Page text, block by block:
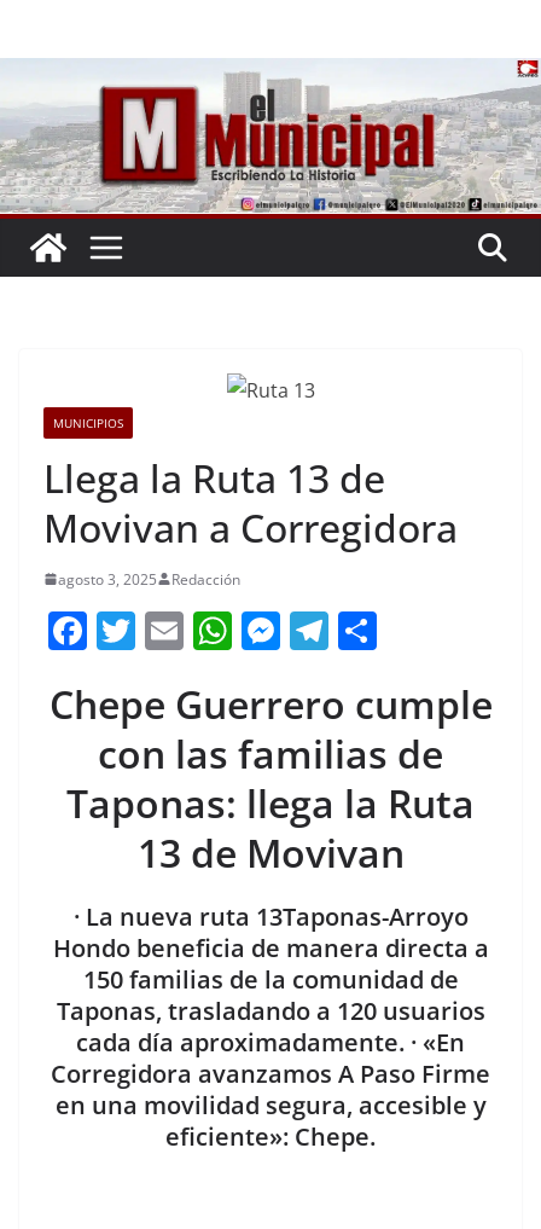
MUNICIPIOS
Llega la Ruta 13 de
Movivan a Corregidora
agosto 3, 2025 Redacción
F
c
e
b
o
k
T
itt
er
E
ai
l
W
at
s
A
p
p
M
ss
e
n
g
er
T
e
gr
a
m
m
p
ar
tir
Chepe Guerrero cumple
con las familias de
Taponas: llega la Ruta
13 de Movivan
· La nueva ruta 13Taponas-Arroyo
Hondo beneficia de manera directa a
150 familias de la comunidad de
Taponas, trasladando a 120 usuarios
cada día aproximadamente. · «En
Corregidora avanzamos A Paso Firme
en una movilidad segura, accesible y
eficiente»: Chepe.